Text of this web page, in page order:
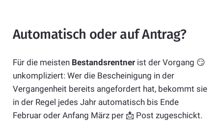
Automatisch oder auf Antrag?
Für die meisten Bestandsrentnerist der Vorgang 😏
unkompliziert: Wer die Bescheinigung in der
Vergangenheit bereits angefordert hat, bekommt sie
in der Regel jedes Jahr automatisch bis Ende
Februar oder Anfang März per 📩 Post zugeschickt.